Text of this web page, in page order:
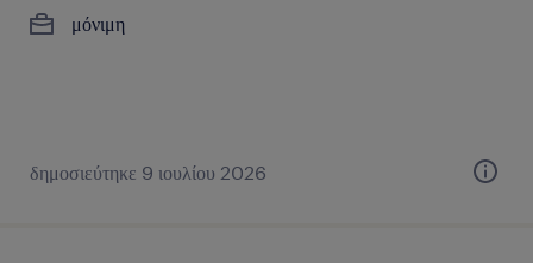
μόνιμη
δημοσιεύτηκε 9 ιουλίου 2026